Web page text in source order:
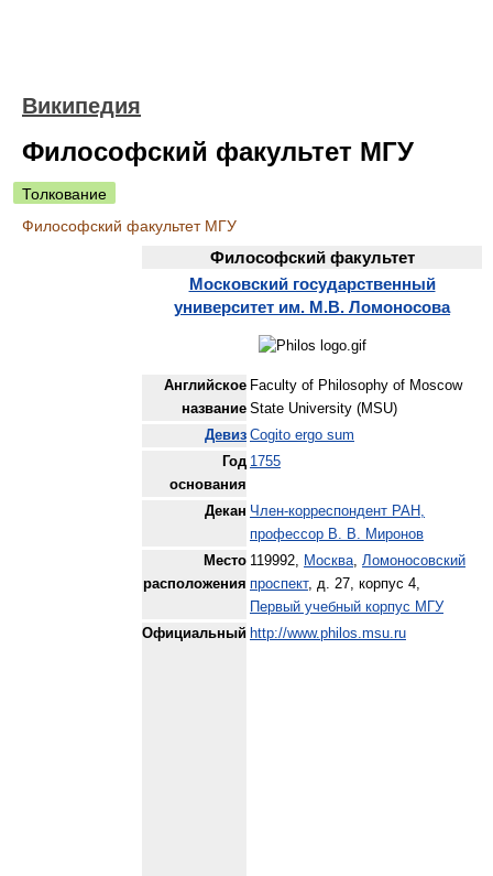
Википедия
Философский факультет МГУ
Толкование
Философский факультет МГУ
Философский факультет
Московский государственный
университет им. М.В. Ломоносова
Английское
название
Faculty of Philosophy of Moscow
State University (MSU)
Девиз Cogito ergo sum
Год
основания
1755
Декан Член-корреспондент РАН,
профессор В. В. Миронов
Место
расположения
119992, Москва, Ломоносовский
проспект, д. 27, корпус 4,
Первый учебный корпус МГУ
Официальный http://www.philos.msu.ru